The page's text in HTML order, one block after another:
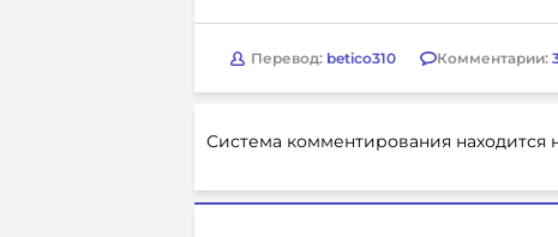
Перевод: betico310 Комментарии:
Система комментирования находится